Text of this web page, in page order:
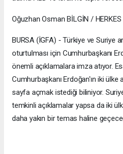
Oğuzhan Osman BİLGİN / HERKES
BURSA (İGFA) - Türkiye ve Suriye
oturtulması için Cumhurbaşkanı
önemli açıklamalara imza atıyor.
Cumhurbaşkanı Erdoğan'ın iki ülke
sayfa açmak istediği biliniyor.
temkinli açıklamalar yapsa da iki
daha yakın bir temas haline